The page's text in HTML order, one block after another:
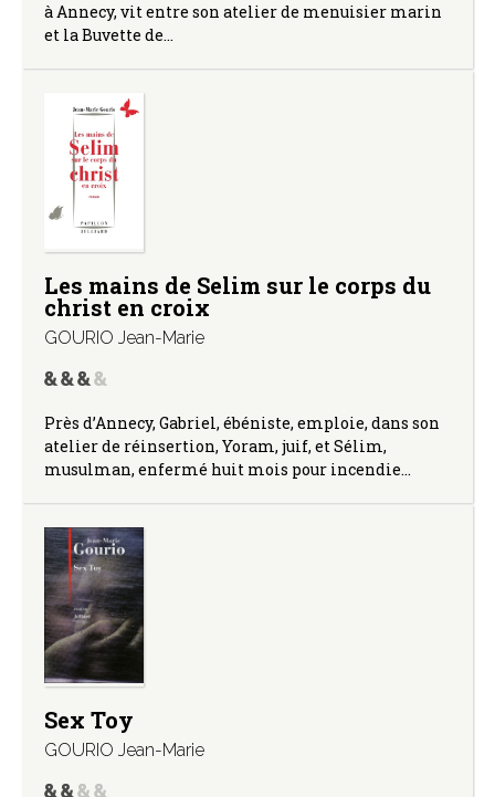
à Annecy, vit entre son atelier de menuisier marin
et la Buvette de…
Les mains de Selim sur le corps du
christ en croix
GOURIO Jean-Marie
Près d’Annecy, Gabriel, ébéniste, emploie, dans son
atelier de réinsertion, Yoram, juif, et Sélim,
musulman, enfermé huit mois pour incendie…
Sex Toy
GOURIO Jean-Marie